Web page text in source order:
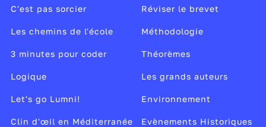
C'est pas sorcier
Les chemins de l'école
3 minutes pour coder
Logique
Let's go Lumni!
Clin d'œil en Méditerranée
Réviser le brevet
Méthodologie
Théorèmes
Les grands auteurs
Environnement
Evènements Historiques